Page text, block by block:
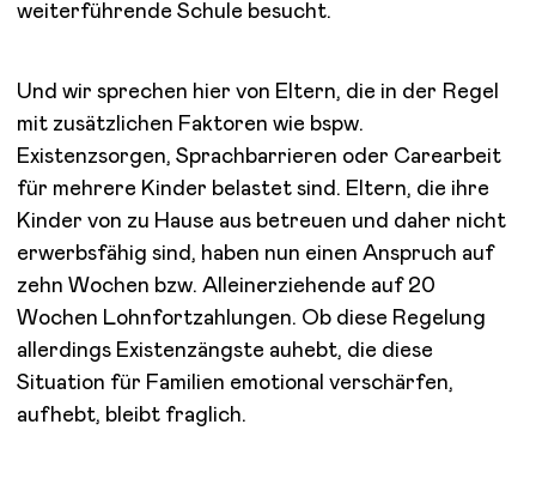
weiterführende Schule besucht.
Und wir sprechen hier von Eltern, die in der Regel
mit zusätzlichen Faktoren wie bspw.
Existenzsorgen, Sprachbarrieren oder Carearbeit
für mehrere Kinder belastet sind. Eltern, die ihre
Kinder von zu Hause aus betreuen und daher nicht
erwerbsfähig sind, haben nun einen Anspruch auf
zehn Wochen bzw. Alleinerziehende auf 20
Wochen Lohnfortzahlungen. Ob diese Regelung
allerdings Existenzängste auhebt, die diese
Situation für Familien emotional verschärfen,
aufhebt, bleibt fraglich.